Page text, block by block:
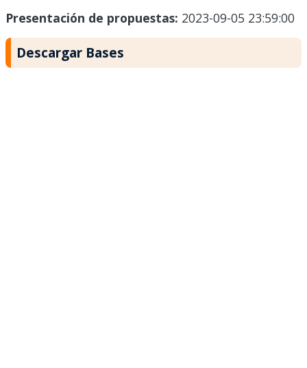
Presentación de propuestas: 2023-09-05 23:59:00
Descargar Bases